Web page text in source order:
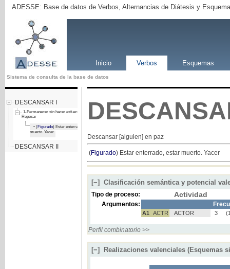
ADESSE: Base de datos de Verbos, Alternancias de Diátesis y
Inicio Verbos Esquemas
Sistema de consulta de la base de datos
DESCANSAR I
1-Permanecer sin hacer esfuerzos.
Reposar
• (Figurado) Estar enterrado, estar
muerto. Yacer
DESCANSAR II
Descansar [alguien] en paz
(Figurado) Estar enterrado, estar muerto. Yacer
[−] Clasificación semántica y potencial
Tipo de proceso: Actividad
Argumentos:
A1 ACTR ACTOR 3
Perfil combinatorio >>
[−] Realizaciones valenciales (Esquemas